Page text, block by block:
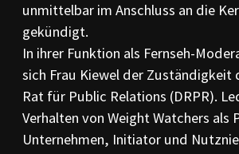
unmittelbar im Anschluss an die
gekündigt.
In ihrer Funktion als Fernseh-
sich Frau Kiewel der Zuständigkeit
Rat für Public Relations (DRPR).
Verhalten von Weight Watchers als
Unternehmen, Initiator und